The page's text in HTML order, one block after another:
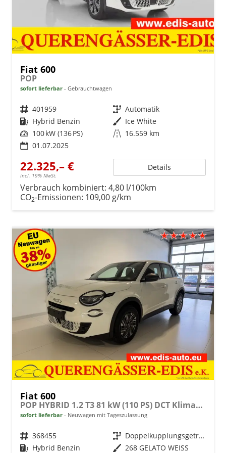
Fiat 600
POP
sofort lieferbar Gebrauchtwagen
Fahrzeugnr. 401959 Getriebe Automatik
Kraftstoff Hybrid Benzin Außenfarbe Ice White
Leistung 100 kW (136 PS) Kilometerstand 16.559 km
01.07.2025
22.325,– €
incl. 19% MwSt.
Details
Verbrauch kombiniert: 4,80 l/100km
CO2-Emissionen: 109,00 g/km
Fiat 600
POP HYBRID 1.2 T3 81 kW (110 PS) DCT Klimaanlage, Radio, DAB, Android Auto, Apple CarPlay, Mirror Screen, LED-Scheinwerfer, Einparkhilfe hinten, Regensensor, Lichtsensor, höhenverstellbarer Fahrersitz, uvm.
sofort lieferbar Neuwagen mit Tageszulassung
Fahrzeugnr. 368455 Getriebe
Doppelkupplungsgetriebe (DSG)
Kraftstoff Hybrid Benzin Außenfarbe 268 GELATO WEISS